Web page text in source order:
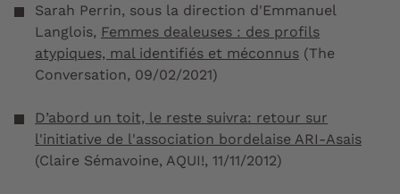
Sarah Perrin, sous la direction d'Emmanuel
Langlois, Femmes dealeuses : des profils
atypiques, mal identifiés et méconnus (The
Conversation, 09/02/2021)
D’abord un toit, le reste suivra: retour sur
l'initiative de l'association bordelaise ARI-Asais
(Claire Sémavoine, AQUI!, 11/11/2012)